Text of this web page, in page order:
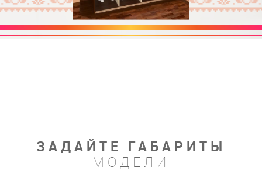
ЗАДАЙТЕ ГАБАРИТЫ
МОДЕЛИ